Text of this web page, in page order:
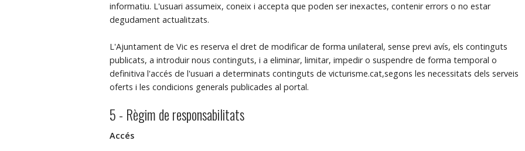
informatiu. L'usuari assumeix, coneix i accepta que poden ser inexactes, contenir errors o no estar
degudament actualitzats.
L'Ajuntament de Vic es reserva el dret de modificar de forma unilateral, sense previ avís, els continguts
publicats, a introduir nous continguts, i a eliminar, limitar, impedir o suspendre de forma temporal o
definitiva l'accés de l'usuari a determinats continguts de victurisme.cat,segons les necessitats dels serveis
oferts i les condicions generals publicades al portal.
5 - Règim de responsabilitats
Accés